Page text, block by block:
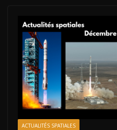
ACTUALITÉS SPATIALES